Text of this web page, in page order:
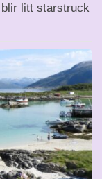
litt starstruck